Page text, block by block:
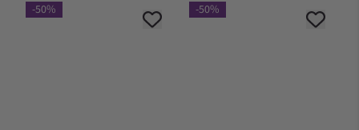
-50% -50%